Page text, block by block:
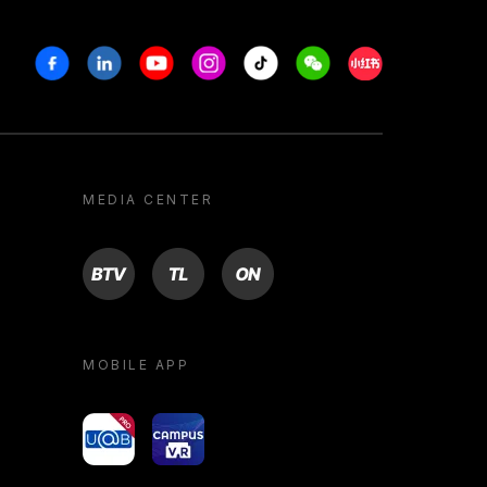
FacebookLinkedinYoutubeInstagram
Tiktok WeechatXiaohongshu/
MEDIA CENTER
BTV TL ON
MOBILE APP
yoU@B Campus VR